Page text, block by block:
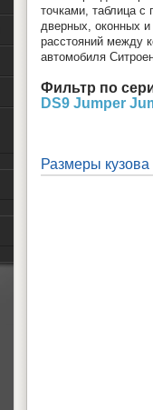
точками, таблица с
дверных, оконных и
расстояний между
автомобиля
Фильтр по
DS9 Jumper
Размеры